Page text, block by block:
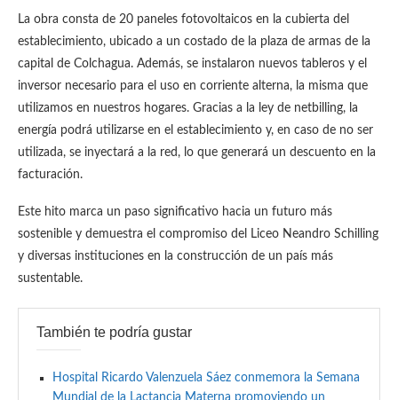
La obra consta de 20 paneles fotovoltaicos en la cubierta del
establecimiento, ubicado a un costado de la plaza de armas de la
capital de Colchagua. Además, se instalaron nuevos tableros y el
inversor necesario para el uso en corriente alterna, la misma que
utilizamos en nuestros hogares. Gracias a la ley de netbilling, la
energía podrá utilizarse en el establecimiento y, en caso de no ser
utilizada, se inyectará a la red, lo que generará un descuento en la
facturación.
Este hito marca un paso significativo hacia un futuro más
sostenible y demuestra el compromiso del Liceo Neandro Schilling
y diversas instituciones en la construcción de un país más
sustentable.
También te podría gustar
Hospital Ricardo Valenzuela Sáez conmemora la Semana
Mundial de la Lactancia Materna promoviendo un